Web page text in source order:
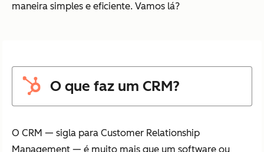
maneira simples e eficiente. Vamos lá?
O que faz um CRM?
O CRM — sigla para Customer Relationship
Management — é muito mais que um software ou